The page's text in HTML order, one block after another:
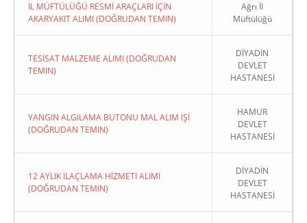
İL MÜFTÜLÜĞÜ RESMİ ARAÇLARI İÇİN
AKARYAKIT ALIMI (DOĞRUDAN TEMIN)
Ağrı İl
Müftülüğü
TESİSAT MALZEME ALIMI (DOĞRUDAN
TEMIN)
DİYADİN
DEVLET
HASTANESİ
YANGIN ALGILAMA BUTONU MAL ALIM İŞİ
(DOĞRUDAN TEMIN)
HAMUR
DEVLET
HASTANESİ
12 AYLIK İLAÇLAMA HİZMETİ ALIMI
(DOĞRUDAN TEMIN)
DİYADİN
DEVLET
HASTANESİ